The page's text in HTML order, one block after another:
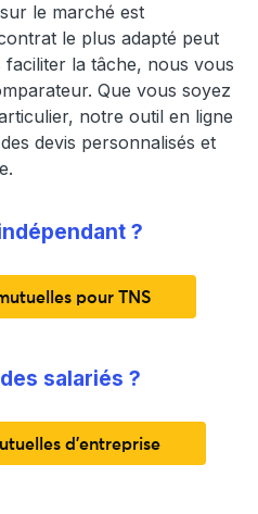
le marché est
le plus adapté peut
la tâche, nous vous
Que vous soyez
notre outil en ligne
devis personnalisés et
?
pour TNS
salariés ?
d'entreprise